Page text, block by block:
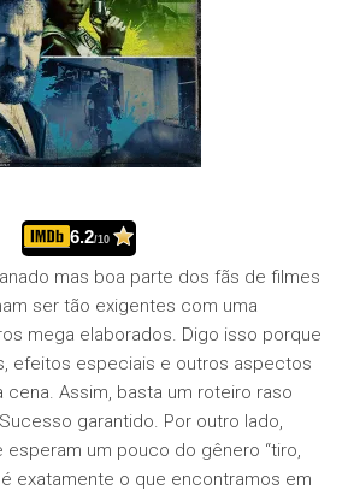
6.2/10
mas boa parte dos fãs de filmes
ser tão exigentes com uma
mega elaborados. Digo isso porque
efeitos especiais e outros aspectos
cena. Assim, basta um roteiro raso
garantido. Por outro lado,
esperam um pouco do gênero “tiro,
exatamente o que encontramos em